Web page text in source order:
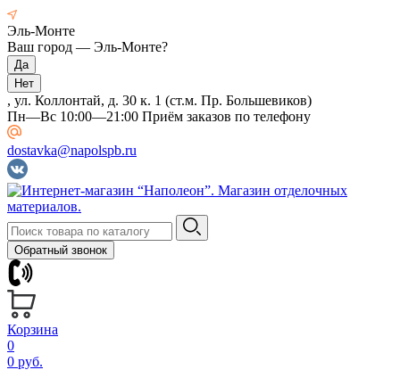
Эль-Монте
Ваш город — Эль-Монте?
, ул. Коллонтай, д. 30 к. 1 (ст.м. Пр. Большевиков)
Пн—Вс 10:00—21:00 Приём заказов по телефону
dostavka@napolspb.ru
Обратный звонок
Корзина
0
0 руб.